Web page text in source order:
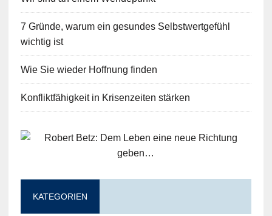
7 Gründe, warum ein gesundes Selbstwertgefühl
wichtig ist
Wie Sie wieder Hoffnung finden
Konfliktfähigkeit in Krisenzeiten stärken
KATEGORIEN